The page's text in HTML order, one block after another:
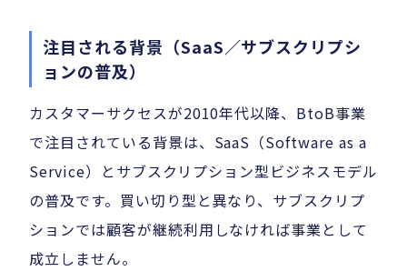
注目される背景（SaaS／サブスクリプシ
ョンの普及）
カスタマーサクセスが2010年代以降、BtoB事業
で注目されている背景は、SaaS（Software as a
Service）とサブスクリプション型ビジネスモデル
の普及です。買い切り型と異なり、サブスクリプ
ションでは顧客が継続利用しなければ事業として
成立しません。